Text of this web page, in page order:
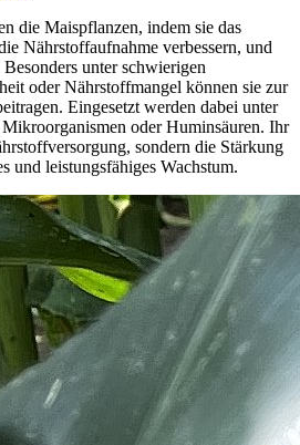
die Maispflanzen, indem sie das
Nährstoffaufnahme verbessern, und
unter schwierigen
oder Nährstoffmangel können sie zur
Eingesetzt werden dabei unter
oder Huminsäuren. Ihr
sondern die Stärkung
und leistungsfähiges Wachstum.